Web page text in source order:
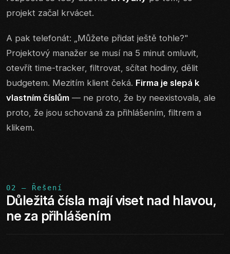
projekt začal krvácet.
A pak telefonát: „Můžete přidat ještě tohle?"
Projektový manažer se musí na 5 minut omluvit,
otevřít time-tracker, filtrovat, sčítat hodiny, dělit
budgetem. Mezitím klient čeká. Firma je slepá k
vlastním číslům — ne proto, že by neexistovala, ale
proto, že jsou schovaná za přihlášením, filtrem a
klikem.
02 — Řešení
Důležitá čísla mají viset nad hlavou,
ne za přihlášením